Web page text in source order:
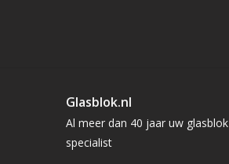
Glasblok.nl
Al meer dan 40 jaar uw glasblok
specialist